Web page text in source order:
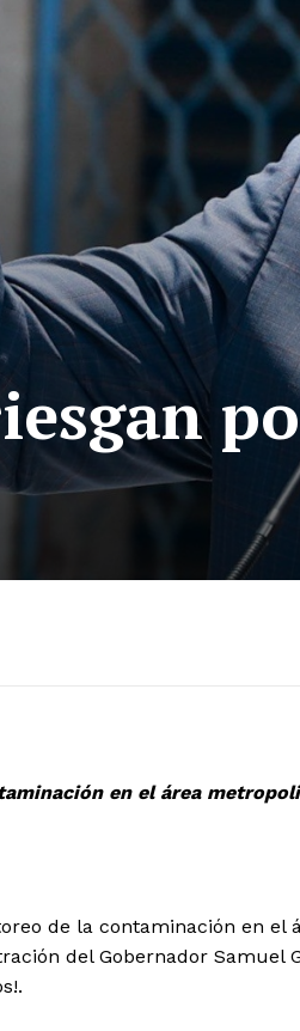
en el área
de la contaminación en
del Gobernador